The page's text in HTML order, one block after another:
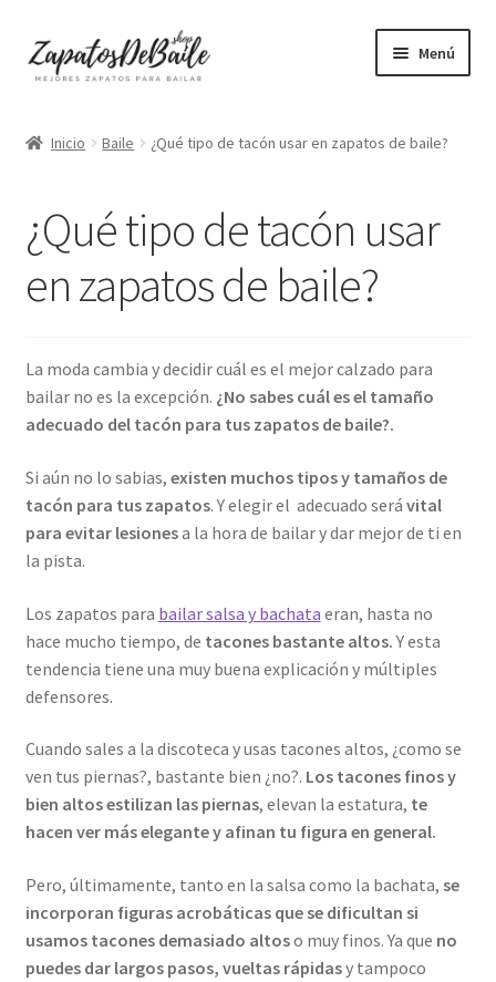
Ir
a
Ir
al
Menú
Accesorios
Mascarillas
Camisetas hombre
+ Vendidos
Inicio Baile ¿Qué tipo de tacón usar en zapatos de baile?
¿Qué tipo de tacón usar
en zapatos de baile?
La moda cambia y decidir cuál es el mejor calzado para
bailar no es la excepción. ¿No sabes cuál es el tamaño
adecuado del tacón para tus zapatos de baile?.
Si aún no lo sabias, existen muchos tipos y tamaños de
tacón para tus zapatos. Y elegir el adecuado será vital
para evitar lesionesa la hora de bailar y dar mejor de ti en
la pista.
Los zapatos para bailar salsa y bachata eran, hasta no
hace mucho tiempo, de tacones bastante altos.Y esta
tendencia tiene una muy buena explicación y múltiples
defensores.
Cuando sales a la discoteca y usas tacones altos, ¿como se
ven tus piernas?, bastante bien ¿no?. Los tacones finos y
bien altos estilizan las piernas, elevan la estatura, te
hacen ver más elegante y afinan tu figura en general.
Pero, últimamente, tanto en la salsa como la bachata, se
incorporan figuras acrobáticas que se dificultan si
usamos tacones demasiado altoso muy finos. Ya que no
puedes dar largos pasos, vueltas rápidasy tampoco